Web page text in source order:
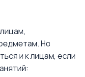
Но
и к лицам, если